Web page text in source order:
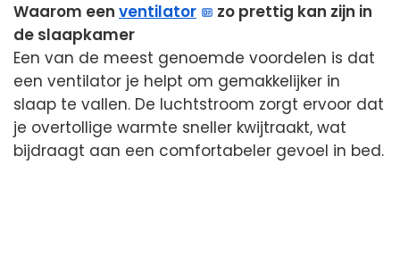
Waarom een ventilator
zo prettig kan zijn in
de slaapkamer
Een van de meest genoemde voordelen is dat
een ventilator je helpt om gemakkelijker in
slaap te vallen. De luchtstroom zorgt ervoor dat
je overtollige warmte sneller kwijtraakt, wat
bijdraagt aan een comfortabeler gevoel in bed.